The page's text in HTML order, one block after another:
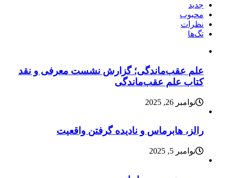
جدید
محبوب
نظرات
تگ‌ها
علم عقب‌ماندگی؛ گزارش نشست معرفی و نقد
کتاب علم عقب‌ماندگی
نوامبر 26, 2025
رالز، هابرماس و نادیده گرفتن واقعیت
نوامبر 5, 2025